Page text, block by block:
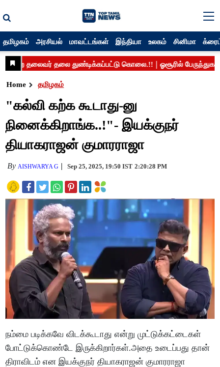
தமிழகம் அரசியல் மாவட்டங்கள் இந்தியா உலகம் சினிமா
Home தமிழகம்
"கல்வி கற்க கூடாது-னு
நினைக்கிறாங்க..!"- இயக்குநர்
தியாகராஜன் குமாரராஜா
By AISHWARYA G Sep 25, 2025, 19:50 IST 2:20:28 PM
நம்மை படிக்கவே விடக்கூடாது என்று முட்டுக்கட்டைகள்
போட்டுக்கொண்டே இருக்கிறார்கள்.அதை உடைப்பது தான்
திராவிடம் என இயக்குநர் தியாகராஜன் குமாரராஜா